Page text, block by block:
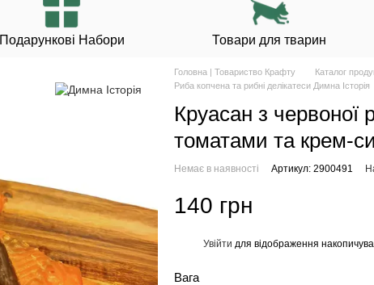
Подарункові Набори Товари для тварин
Головна | Товариство Крафту Каталог
Риба копчена та рибні делікатеси Димна Історія
Круасан з червоної
томатами та крем-
Немає в наявності Артикул: 2900491
140 грн
Увійти для відображення
Вага